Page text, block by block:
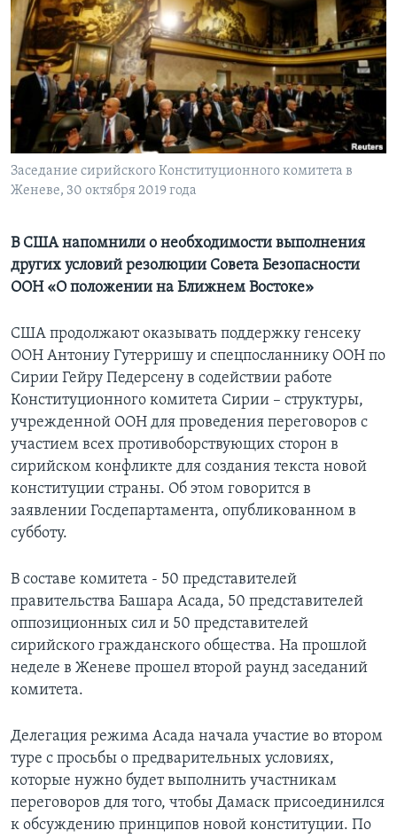
Learning English
СОЦИАЛЬНЫЕ СЕТИ
Заседание сирийского Конституционного комитета в
Женеве, 30 октября 2019 года
В США напомнили о необходимости выполнения
других условий резолюции Совета Безопасности
ООН «О положении на Ближнем Востоке»
США продолжают оказывать поддержку генсеку
ООН Антониу Гутерришу и спецпосланнику ООН по
Сирии Гейру Педерсену в содействии работе
Конституционного комитета Сирии – структуры,
учрежденной ООН для проведения переговоров с
участием всех противоборствующих сторон в
сирийском конфликте для создания текста новой
конституции страны. Об этом говорится в
заявлении Госдепартамента, опубликованном в
субботу.
В составе комитета - 50 представителей
правительства Башара Асада, 50 представителей
оппозиционных сил и 50 представителей
сирийского гражданского общества. На прошлой
неделе в Женеве прошел второй раунд заседаний
комитета.
Делегация режима Асада начала участие во втором
туре с просьбы о предварительных условиях,
которые нужно будет выполнить участникам
переговоров для того, чтобы Дамаск присоединился
к обсуждению принципов новой конституции. По